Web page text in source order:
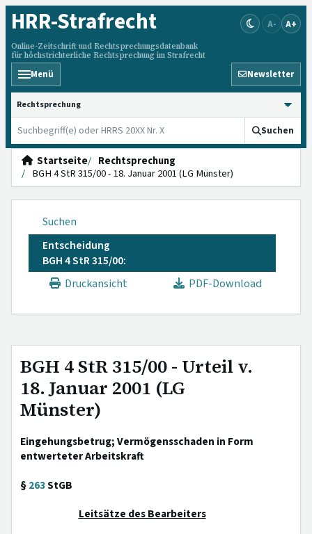
HRR-Strafrecht
Online-Zeitschrift und Rechtsprechungsdatenbank
für höchstrichterliche Rechtsprechung im Strafrecht
A- A+
Menü Newsletter
HRRS durchsuchen
Suchen
Startseite
Rechtsprechung
BGH 4 StR 315/00 - 18. Januar 2001 (LG Münster)
Suchen
Entscheidung
BGH 4 StR 315/00:
Druckansicht
PDF-Download
BGH 4 StR 315/00 - Urteil v.
18. Januar 2001 (LG
Münster)
Eingehungsbetrug; Vermögensschaden in Form
entwerteter Arbeitskraft
§263StGB
Leitsätze des Bearbeiters